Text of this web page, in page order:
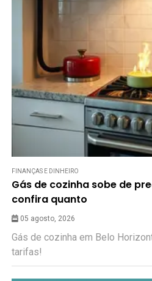
FINANÇAS E DINHEIRO
Gás de cozinha sobe de
confira quanto
05 agosto, 2026
Gás de cozinha em Belo
tarifas!